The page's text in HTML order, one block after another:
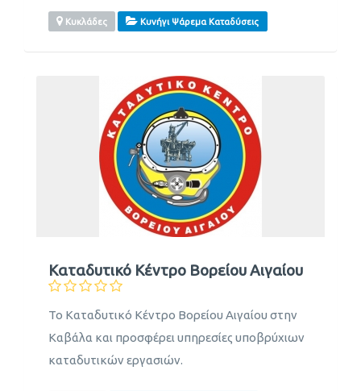
Κυκλάδες Κυνήγι Ψάρεμα Καταδύσεις
Καταδυτικό Κέντρο Βορείου Αιγαίου
Το Καταδυτικό Κέντρο Βορείου Αιγαίου στην
Καβάλα και προσφέρει υπηρεσίες υποβρύχιων
καταδυτικών εργασιών.